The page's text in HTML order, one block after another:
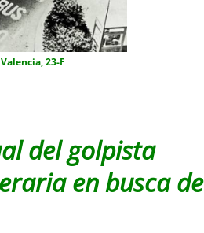
23-F
del golpista
en busca de